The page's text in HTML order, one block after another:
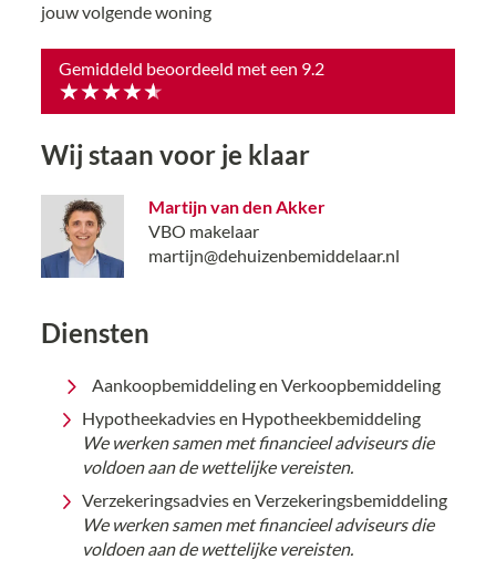
jouw volgende woning
Gemiddeld beoordeeld met een 9.2
Wij staan voor je klaar
Martijn van den Akker
VBO makelaar
martijn@dehuizenbemiddelaar.nl
Diensten
Aankoopbemiddeling en Verkoopbemiddeling
Hypotheekadvies en Hypotheekbemiddeling
We werken samen met financieel adviseurs die
voldoen aan de wettelijke vereisten.
Verzekeringsadvies en Verzekeringsbemiddeling
We werken samen met financieel adviseurs die
voldoen aan de wettelijke vereisten.